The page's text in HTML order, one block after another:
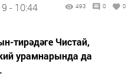
- 10:44 493 0 0
тирәдәге Чистай,
урамнарында да